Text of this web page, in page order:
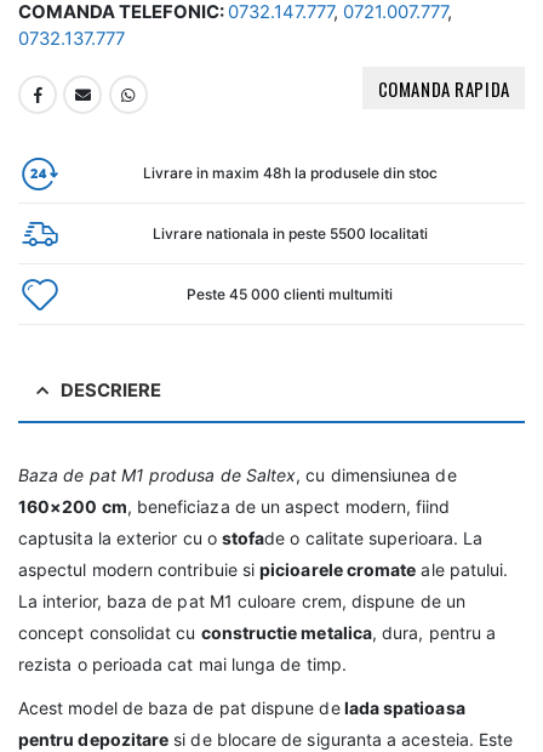
COMANDA TELEFONIC: 0732.147.777, 0721.007.777,
0732.137.777
COMANDA RAPIDA
Livrare in maxim 48h la produsele din stoc
Livrare nationala in peste 5500 localitati
Peste 45 000 clienti multumiti
DESCRIERE
Baza de pat M1 produsa de Saltex, cu dimensiunea de
160×200 cm, beneficiaza de un aspect modern, fiind
captusita la exterior cu o stofade o calitate superioara. La
aspectul modern contribuie sipicioarele cromate ale patului.
La interior, baza de pat M1 culoare crem, dispune de un
concept consolidat cu constructie metalica, dura, pentru a
rezista o perioada cat mai lunga de timp.
Acest model de baza de pat dispune delada spatioasa
pentru depozitare si de blocare de siguranta a acesteia. Este